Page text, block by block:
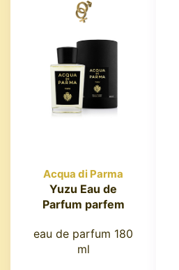
Acqua di Parma
Yuzu Eau de
Parfum parfem
eau de parfum 180
ml